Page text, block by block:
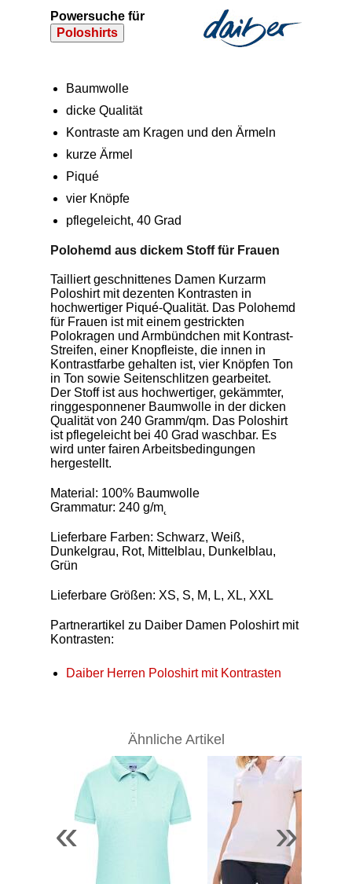
Powersuche für
Poloshirts
Baumwolle
dicke Qualität
Kontraste am Kragen und den Ärmeln
kurze Ärmel
Piqué
vier Knöpfe
pflegeleicht, 40 Grad
Polohemd aus dickem Stoff für Frauen
Tailliert geschnittenes Damen Kurzarm
Poloshirt mit dezenten Kontrasten in
hochwertiger Piqué-Qualität. Das Polohemd
für Frauen ist mit einem gestrickten
Polokragen und Armbündchen mit Kontrast-
Streifen, einer Knopfleiste, die innen in
Kontrastfarbe gehalten ist, vier Knöpfen Ton
in Ton sowie Seitenschlitzen gearbeitet.
Der Stoff ist aus hochwertiger, gekämmter,
ringgesponnener Baumwolle in der dicken
Qualität von 240 Gramm/qm. Das Poloshirt
ist pflegeleicht bei 40 Grad waschbar. Es
wird unter fairen Arbeitsbedingungen
hergestellt.
Material: 100% Baumwolle
Grammatur: 240 g/m˛
Lieferbare Farben: Schwarz, Weiß,
Dunkelgrau, Rot, Mittelblau, Dunkelblau,
Grün
Lieferbare Größen: XS, S, M, L, XL, XXL
Partnerartikel zu Daiber Damen Poloshirt mit
Kontrasten:
Daiber Herren Poloshirt mit Kontrasten
Ähnliche Artikel
« »